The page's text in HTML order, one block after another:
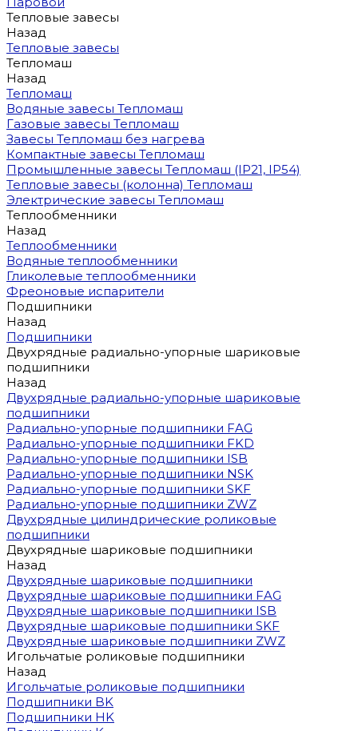
Тепловые завесы
Назад
Тепловые завесы
Тепломаш
Назад
Тепломаш
Водяные завесы Тепломаш
Газовые завесы Тепломаш
Завесы Тепломаш без нагрева
Компактные завесы Тепломаш
Промышленные завесы Тепломаш (IP21, IP54)
Тепловые завесы (колонна) Тепломаш
Электрические завесы Тепломаш
Теплообменники
Назад
Теплообменники
Водяные теплообменники
Гликолевые теплообменники
Фреоновые испарители
Подшипники
Назад
Подшипники
Двухрядные радиально-упорные шариковые
подшипники
Назад
Двухрядные радиально-упорные шариковые
подшипники
Радиально-упорные подшипники FAG
Радиально-упорные подшипники FKD
Радиально-упорные подшипники ISB
Радиально-упорные подшипники NSK
Радиально-упорные подшипники SKF
Радиально-упорные подшипники ZWZ
Двухрядные цилиндрические роликовые
подшипники
Двухрядные шариковые подшипники
Назад
Двухрядные шариковые подшипники
Двухрядные шариковые подшипники FAG
Двухрядные шариковые подшипники ISB
Двухрядные шариковые подшипники SKF
Двухрядные шариковые подшипники ZWZ
Игольчатые роликовые подшипники
Назад
Игольчатые роликовые подшипники
Подшипники BK
Подшипники HK